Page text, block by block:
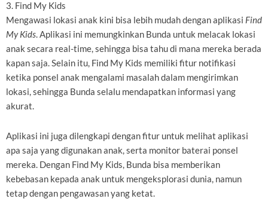
3. Find My Kids
Mengawasi lokasi anak kini bisa lebih mudah dengan aplikasi Find
My Kids. Aplikasi ini memungkinkan Bunda untuk melacak lokasi
anak secara real-time, sehingga bisa tahu di mana mereka berada
kapan saja. Selain itu, Find My Kids memiliki fitur notifikasi
ketika ponsel anak mengalami masalah dalam mengirimkan
lokasi, sehingga Bunda selalu mendapatkan informasi yang
akurat.
Aplikasi ini juga dilengkapi dengan fitur untuk melihat aplikasi
apa saja yang digunakan anak, serta monitor baterai ponsel
mereka. Dengan Find My Kids, Bunda bisa memberikan
kebebasan kepada anak untuk mengeksplorasi dunia, namun
tetap dengan pengawasan yang ketat.